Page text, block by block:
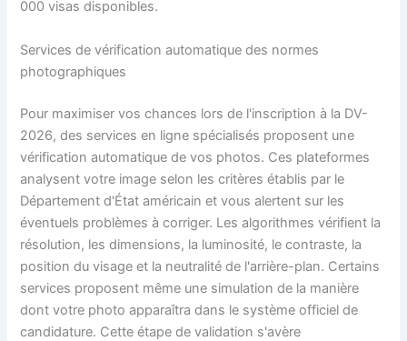
000 visas disponibles.
Services de vérification automatique des normes
photographiques
Pour maximiser vos chances lors de l'inscription à la DV-
2026, des services en ligne spécialisés proposent une
vérification automatique de vos photos. Ces plateformes
analysent votre image selon les critères établis par le
Département d'État américain et vous alertent sur les
éventuels problèmes à corriger. Les algorithmes vérifient la
résolution, les dimensions, la luminosité, le contraste, la
position du visage et la neutralité de l'arrière-plan. Certains
services proposent même une simulation de la manière
dont votre photo apparaîtra dans le système officiel de
candidature. Cette étape de validation s'avère